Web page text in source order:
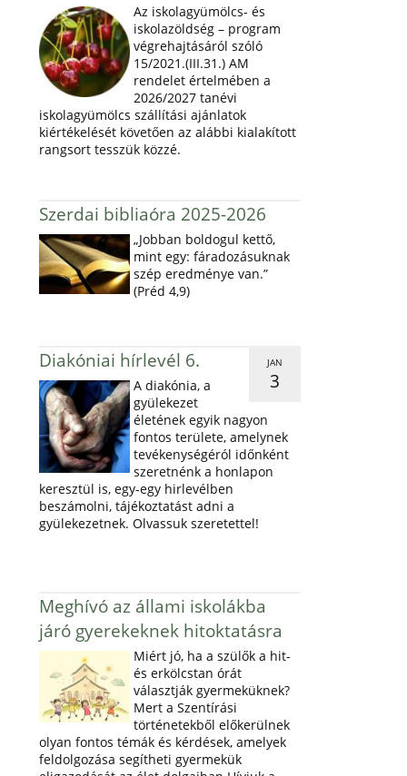
Az iskolagyümölcs- és
iskolazöldség – program
végrehajtásáról szóló
15/2021.(III.31.) AM
rendelet értelmében a
2026/2027 tanévi
iskolagyümölcs szállítási ajánlatok
kiértékelését követően az alábbi kialakított
rangsort tesszük közzé.
Szerdai bibliaóra 2025-2026
„Jobban boldogul kettő,
mint egy: fáradozásuknak
szép eredménye van.”
(Préd 4,9)
JAN
3
Diakóniai hírlevél 6.
A diakónia, a
gyülekezet
életének egyik nagyon
fontos területe, amelynek
tevékenységéról időnként
szeretnénk a honlapon
keresztül is, egy-egy hirlevélben
beszámolni, tájékoztatást adni a
gyülekezetnek. Olvassuk szeretettel!
Meghívó az állami iskolákba
járó gyerekeknek hitoktatásra
Miért jó, ha a szülők a hit-
és erkölcstan órát
választják gyermeküknek?
Mert a Szentírási
történetekből előkerülnek
olyan fontos témák és kérdések, amelyek
feldolgozása segítheti gyermekük